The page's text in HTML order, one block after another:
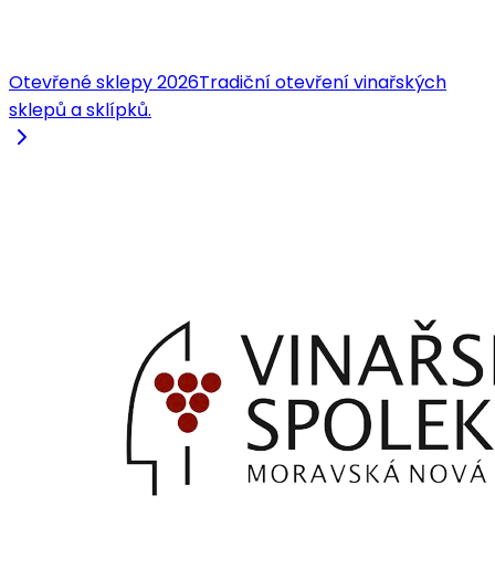
Otevřené sklepy 2026Tradiční otevření vinařských
sklepů a sklípků.